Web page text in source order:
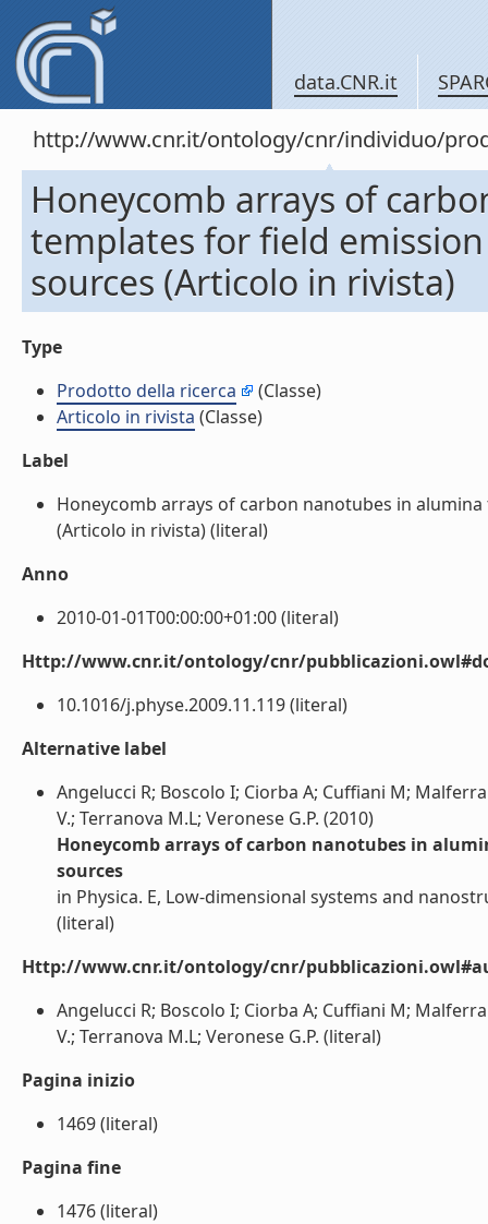
data.CNR.it
http://www.cnr.it/ontology/cnr/individuo/
Honeycomb arrays of
templates for field
sources (Articolo in rivista)
Type
Prodotto della ricerca
(Classe)
Articolo in rivista (Classe)
Label
Honeycomb arrays of carbon nanotubes in
(Articolo in rivista) (literal)
Anno
2010-01-01T00:00:00+01:00 (literal)
Http://www.cnr.it/ontology/cnr/
10.1016/j.physe.2009.11.119 (literal)
Alternative label
Angelucci R; Boscolo I; Ciorba A; Cuffiani M;
V.; Terranova M.L; Veronese G.P. (2010)
Honeycomb arrays of carbon nanotubes in
sources
in Physica. E, Low-dimensional systems and
(literal)
Http://www.cnr.it/ontology/cnr/
Angelucci R; Boscolo I; Ciorba A; Cuffiani M;
V.; Terranova M.L; Veronese G.P. (literal)
Pagina inizio
1469 (literal)
Pagina fine
1476 (literal)